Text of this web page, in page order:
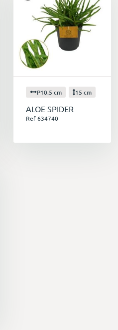
P10.5 cm 15 cm
ALOE SPIDER
Ref 634740